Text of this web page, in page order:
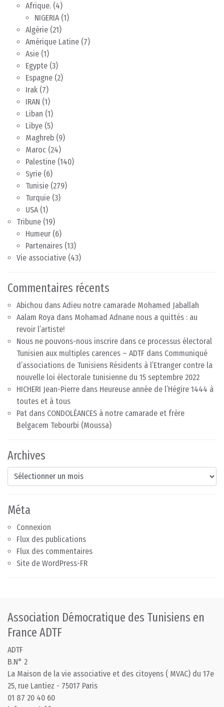
Afrique. (4)
NIGERIA(1)
Algérie (21)
Amérique Latine (7)
Asie (1)
Egypte (3)
Espagne (2)
Irak (7)
IRAN (1)
Liban (1)
Libye (5)
Maghreb (9)
Maroc (24)
Palestine (140)
Syrie (6)
Tunisie (279)
Turquie (3)
USA(1)
Tribune (19)
Humeur (6)
Partenaires (13)
Vie associative (43)
Commentaires récents
Abichou dans Adieu notre camarade Mohamed Jaballah
Aalam Roya dans Mohamad Adnane nous a quittés : au
revoir l’artiste!
Nous ne pouvons-nous inscrire dans ce processus électoral
Tunisien aux multiples carences – ADTF dans Communiqué
d’associations de Tunisiens Résidents à l’Etranger contre la
nouvelle loi électorale tunisienne du 15 septembre 2022
HICHERI Jean-Pierre dans Heureuse année de l’Hégire 1444 à
toutes et à tous
Pat dans CONDOLÉANCES à notre camarade et frère
Belgacem Tebourbi (Moussa)
Archives
Archives
Méta
Connexion
Flux des publications
Flux des commentaires
Site de WordPress-FR
Association Démocratique des Tunisiens en
France ADTF
ADTF
B.N° 2
La Maison de la vie associative et des citoyens ( MVAC) du 17e
25, rue Lantiez - 75017 Paris
01 87 20 40 60